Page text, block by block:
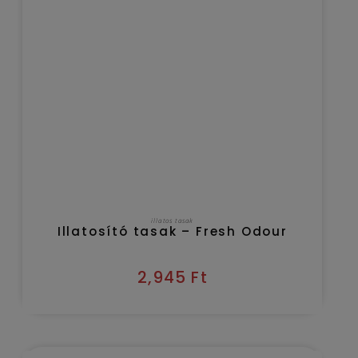
KOSÁRBA TESZEM
illatos tasak
Illatosító tasak – Fresh Odour
2,945 Ft